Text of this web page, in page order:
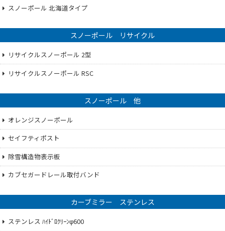
スノーポール 北海道タイプ
スノーポール リサイクル
リサイクルスノーポール 2型
リサイクルスノーポール RSC
スノーポール 他
オレンジスノーポール
セイフティポスト
除雪構造物表示板
カブセガードレール取付バンド
カーブミラー ステンレス
ステンレス ﾊｲﾄﾞﾛｸﾘｰﾝφ600